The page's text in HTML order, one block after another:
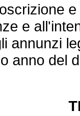
e
annunzi
anno del